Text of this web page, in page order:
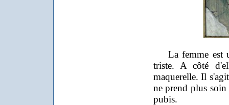
La femme est
triste. A côté
maquerelle. Il
ne prend plus soin
pubis.